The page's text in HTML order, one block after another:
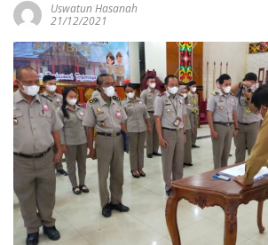
Uswatun Hasanah
21/12/2021